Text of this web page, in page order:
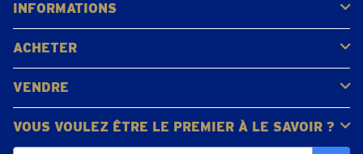
INFORMATIONS
FAQ
Avis clients
ACHETER
Acheter de l'or
Acheter des pièces
Acheter de l'argent
VENDRE
Bijoux en or
Pièces d'or
Lingots d'or
VOUS VOULEZ ÊTRE LE PREMIER À LE SAVOIR ?